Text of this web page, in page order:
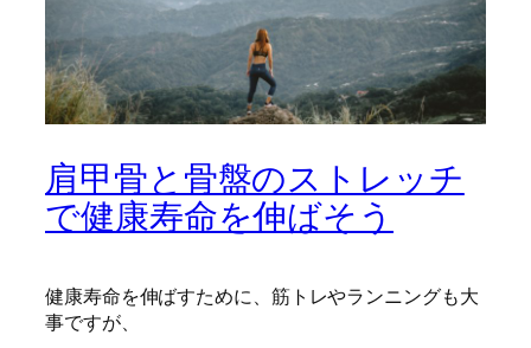
肩甲骨と骨盤のストレッチ
で健康寿命を伸ばそう
健康寿命を伸ばすために、筋トレやランニングも大
事ですが、